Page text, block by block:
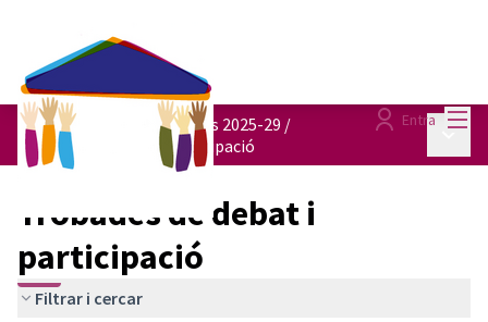
Entra
Pressupostos participatius 2025-29 /
Trobades de debat i participació
Trobades de debat i
participació
Filtrar i cercar